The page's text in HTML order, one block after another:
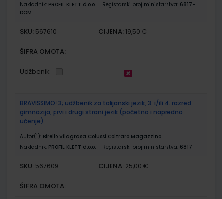
Nakladnik: PROFIL KLETT d.o.o. Registarski broj ministarstva: 6817-
DOM
SKU: 567610 CIJENA: 19,50 €
ŠIFRA OMOTA:
Udžbenik
BRAVISSIMO! 3; udžbenik za talijanski jezik, 3. i/ili 4. razred
gimnazija, prvi i drugi strani jezik (početno i napredno
učenje)
Autor(i): Birello Vilagrasa Colussi Coltraro Magazzino
Nakladnik: PROFIL KLETT d.o.o. Registarski broj ministarstva: 6817
SKU: 567609 CIJENA: 25,00 €
ŠIFRA OMOTA: